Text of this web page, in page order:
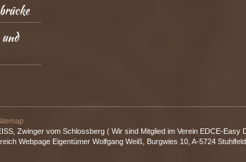
Zwinger vom Schlossberg ( Wir sind Mitglied im Verein EDCE-Easy
Webpage Eigentümer Wolfgang Weiß, Burgwies 10, A-5724